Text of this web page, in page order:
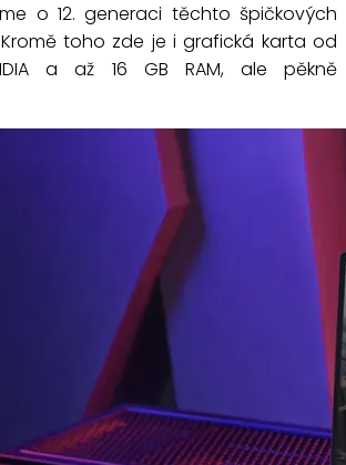
o 12. generaci těchto špičkových
toho zde je i grafická karta od
a až 16 GB RAM, ale pěkně